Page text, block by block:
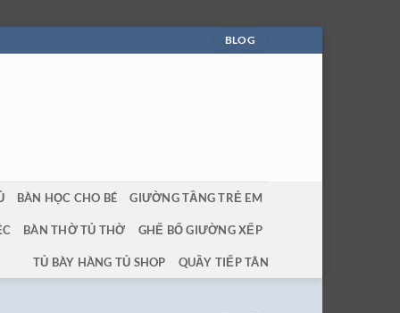
BLOG
BÀN HỌC CHO BÉ GIƯỜNG TẦNG TRẺ EM
BÀN THỜ TỦ THỜ GHẾ BỐ GIƯỜNG XẾP
TỦ BÀY HÀNG TỦ SHOP QUẦY TIẾP TÂN